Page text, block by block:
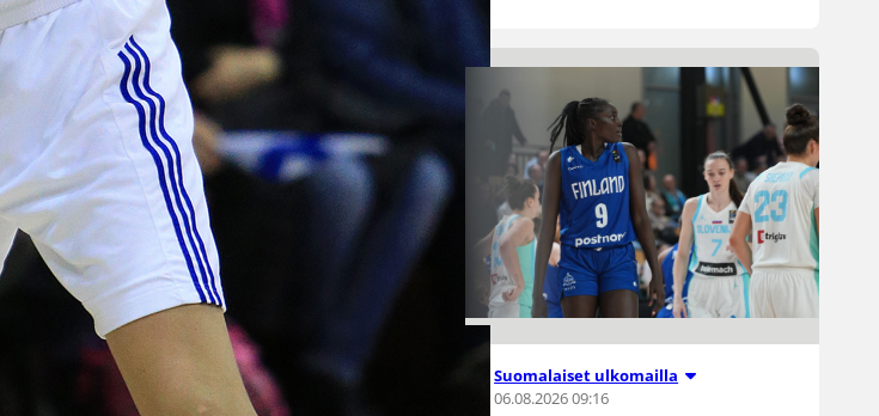
Suomalaiset ulkomailla
06.08.2026 09:16